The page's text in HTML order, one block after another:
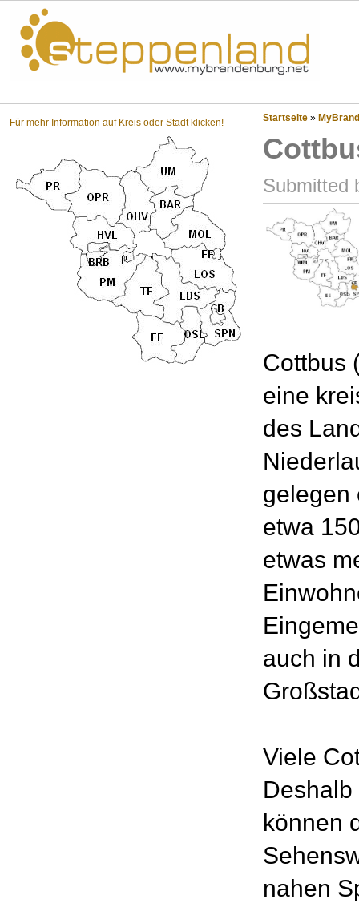
Für mehr Information auf Kreis oder Stadt klicken! Startseite »
Submitted
Cottbus
eine
des
gelegen
etwa
etwas
auch in
Viele
können
nahen